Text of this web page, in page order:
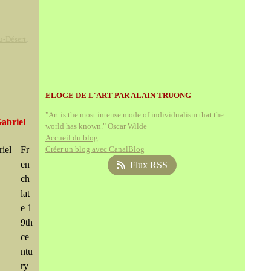
,
Fr
en
ch
lat
e 1
9th
ce
ntu
ry
ELOGE DE L'ART PAR ALAIN TRUONG
"Art is the most intense mode of individualism that the
world has known." Oscar Wilde
Accueil du blog
Créer un blog avec CanalBlog
Flux RSS